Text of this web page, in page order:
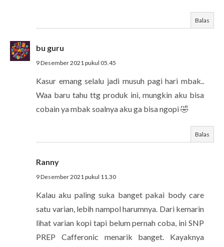
Balas
bu guru
9 Desember 2021 pukul 05.45
Kasur emang selalu jadi musuh pagi hari mbak..
Waa baru tahu ttg produk ini, mungkin aku bisa
cobain ya mbak soalnya aku ga bisa ngopi 🤣
Balas
Ranny
9 Desember 2021 pukul 11.30
Kalau aku paling suka banget pakai body care
satu varian, lebih nampol harumnya. Dari kemarin
lihat varian kopi tapi belum pernah coba, ini SNP
PREP Cafferonic menarik banget. Kayaknya